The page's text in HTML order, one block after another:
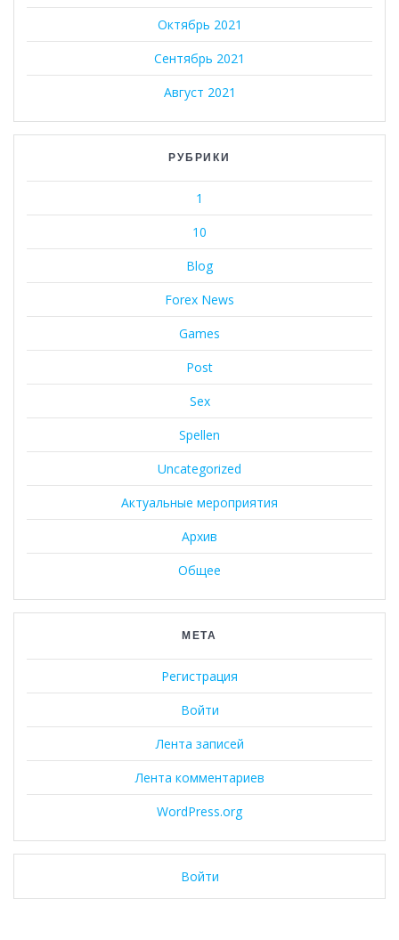
Октябрь 2021
Сентябрь 2021
Август 2021
РУБРИКИ
1
10
Blog
Forex News
Games
Post
Sex
Spellen
Uncategorized
Актуальные мероприятия
Архив
Общее
МЕТА
Регистрация
Войти
Лента записей
Лента комментариев
WordPress.org
Войти